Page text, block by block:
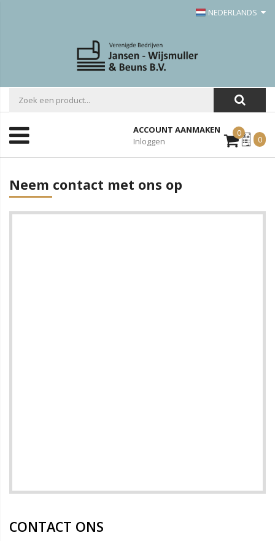
NEDERLANDS
ACCOUNT AANMAKEN
Inloggen
0Mijn
Offerte
0
Neem contact met ons op
CONTACT ONS